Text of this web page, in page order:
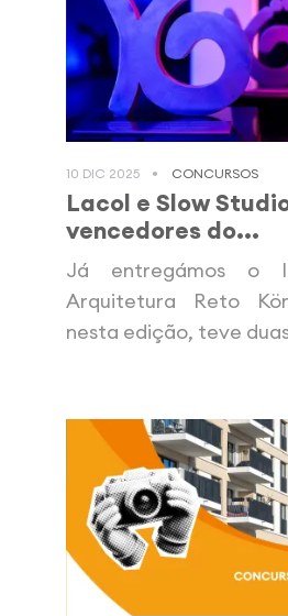
10 DIC 2025 CONCURSOS
Lacol e Slow
vencedores do...
Já entregámos o
Arquitetura Reto
nesta edição, teve